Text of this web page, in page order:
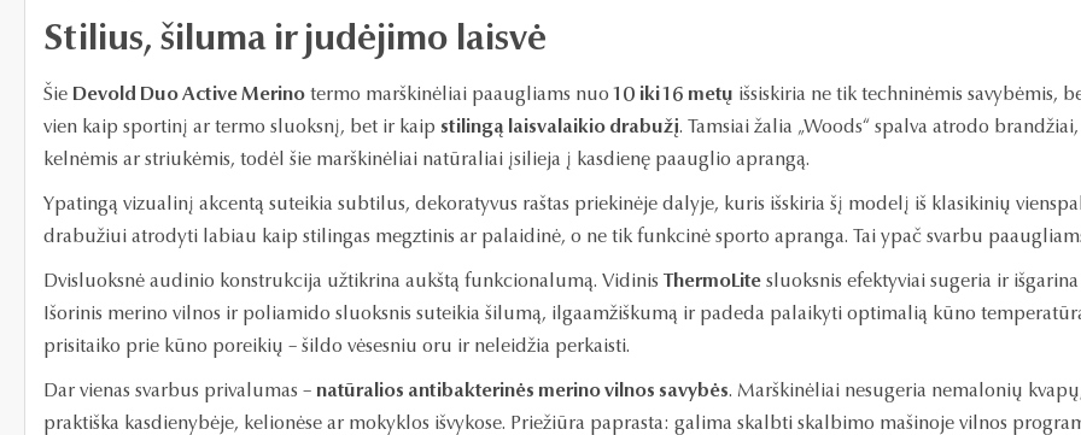
Stilius, šiluma ir judėjimo laisvė
Šie Devold Duo Active Merino termo marškinėliai paaugliams nuo10 iki 16 metų išsiskiria ne tik techninėmis savybėmis,
vien kaip sportinį ar termo sluoksnį, bet ir kaip stilingą laisvalaikio drabužį. Tamsiai žalia „Woods“ spalva atrodo
kelnėmis ar striukėmis, todėl šie marškinėliai natūraliai įsilieja į kasdienę paauglio aprangą.
Ypatingą vizualinį akcentą suteikia subtilus, dekoratyvus raštas priekinėje dalyje, kuris išskiria šį modelį iš klasikinių
drabužiui atrodyti labiau kaip stilingas megztinis ar palaidinė, o ne tik funkcinė sporto apranga. Tai ypač svarbu
Dvisluoksnė audinio konstrukcija užtikrina aukštą funkcionalumą. Vidinis ThermoLite sluoksnis efektyviai sugeria ir
Išorinis merino vilnos ir poliamido sluoksnis suteikia šilumą, ilgaamžiškumą ir padeda palaikyti optimalią kūno
prisitaiko prie kūno poreikių – šildo vėsesniu oru ir neleidžia perkaisti.
Dar vienas svarbus privalumas – natūralios antibakterinės merino vilnos savybės. Marškinėliai nesugeria nemalonių
praktiška kasdienybėje, kelionėse ar mokyklos išvykose. Priežiūra paprasta: galima skalbti skalbimo mašinoje vilnos